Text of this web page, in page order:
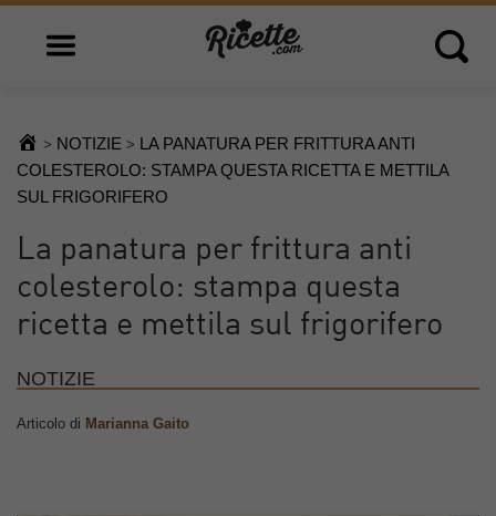
Open main menu Open
> NOTIZIE >
LA PANATURA PER FRITTURA ANTI
COLESTEROLO: STAMPA QUESTA RICETTA E METTILA
SUL FRIGORIFERO
La panatura per frittura anti
colesterolo: stampa questa
ricetta e mettila sul frigorifero
NOTIZIE
Articolo di Marianna Gaito